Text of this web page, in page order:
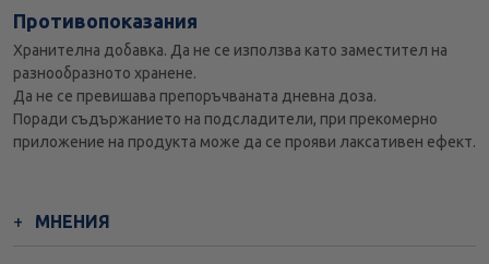
Противопоказания
Хранителна добавка. Да не се използва като заместител на
разнообразното хранене.
Да не се превишава препоръчваната дневна доза.
Поради съдържанието на подсладители, при прекомерно
приложение на продукта може да се прояви лаксативен ефект.
МНЕНИЯ